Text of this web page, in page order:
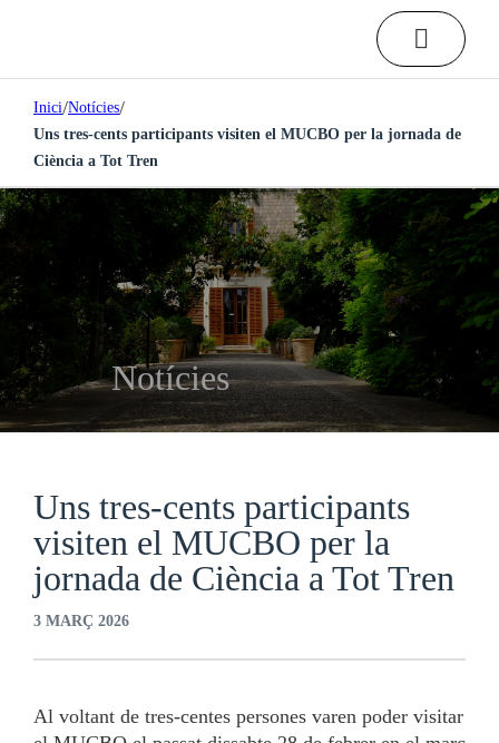
Inici/Notícies/
Uns tres-cents participants visiten el MUCBO per la jornada de
Ciència a Tot Tren
Notícies
Uns tres-cents participants
visiten el MUCBO per la
jornada de Ciència a Tot Tren
3 MARÇ 2026
Al voltant de tres-centes persones varen poder visitar